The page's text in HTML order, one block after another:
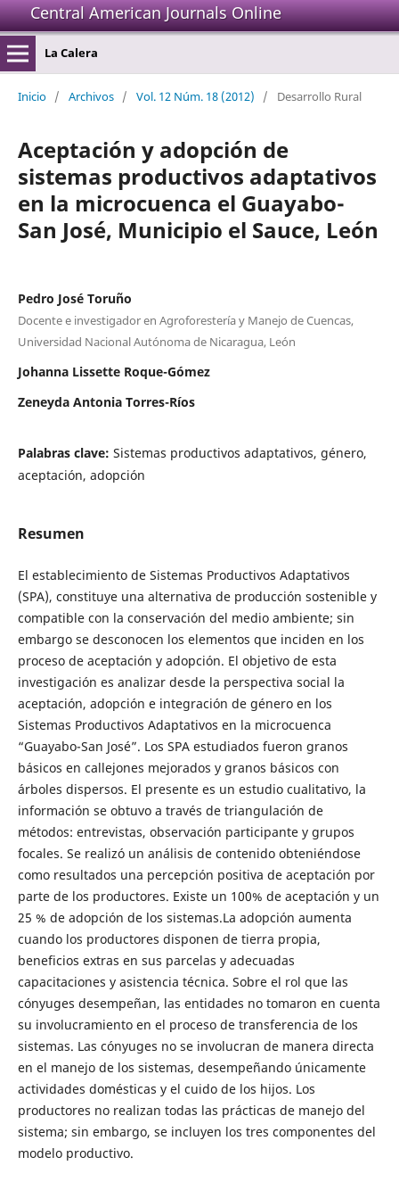
Central American Journals Online
La Calera
Inicio / Archivos / Vol. 12 Núm. 18 (2012) / Desarrollo Rural
Aceptación y adopción de
sistemas productivos adaptativos
en la microcuenca el Guayabo-
San José, Municipio el Sauce, León
Pedro José Toruño
Docente e investigador en Agroforestería y Manejo de Cuencas,
Universidad Nacional Autónoma de Nicaragua, León
Johanna Lissette Roque-Gómez
Zeneyda Antonia Torres-Ríos
Palabras clave: Sistemas productivos adaptativos, género,
aceptación, adopción
Resumen
El establecimiento de Sistemas Productivos Adaptativos
(SPA), constituye una alternativa de producción sostenible y
compatible con la conservación del medio ambiente; sin
embargo se desconocen los elementos que inciden en los
proceso de aceptación y adopción. El objetivo de esta
investigación es analizar desde la perspectiva social la
aceptación, adopción e integración de género en los
Sistemas Productivos Adaptativos en la microcuenca
“Guayabo-San José”. Los SPA estudiados fueron granos
básicos en callejones mejorados y granos básicos con
árboles dispersos. El presente es un estudio cualitativo, la
información se obtuvo a través de triangulación de
métodos: entrevistas, observación participante y grupos
focales. Se realizó un análisis de contenido obteniéndose
como resultados una percepción positiva de aceptación por
parte de los productores. Existe un 100% de aceptación y un
25 % de adopción de los sistemas.La adopción aumenta
cuando los productores disponen de tierra propia,
beneficios extras en sus parcelas y adecuadas
capacitaciones y asistencia técnica. Sobre el rol que las
cónyuges desempeñan, las entidades no tomaron en cuenta
su involucramiento en el proceso de transferencia de los
sistemas. Las cónyuges no se involucran de manera directa
en el manejo de los sistemas, desempeñando únicamente
actividades domésticas y el cuido de los hijos. Los
productores no realizan todas las prácticas de manejo del
sistema; sin embargo, se incluyen los tres componentes del
modelo productivo.